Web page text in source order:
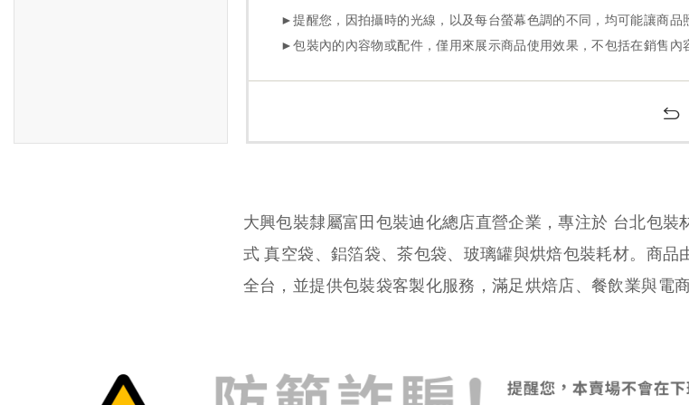
大興包裝隸屬富田包裝迪化總店直營企業，專注於 台北包裝
式 真空袋、鋁箔袋、茶包袋、玻璃罐與烘焙包裝耗材。商品
全台，並提供包裝袋客製化服務，滿足烘焙店、餐飲業與電